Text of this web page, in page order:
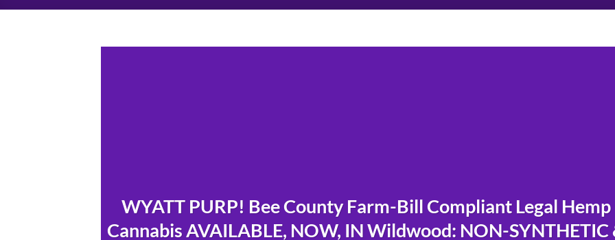
WYATT PURP! Bee County Farm-Bill Compliant Legal Hemp
Cannabis AVAILABLE, NOW, IN Wildwood: NON-SYNTHETIC